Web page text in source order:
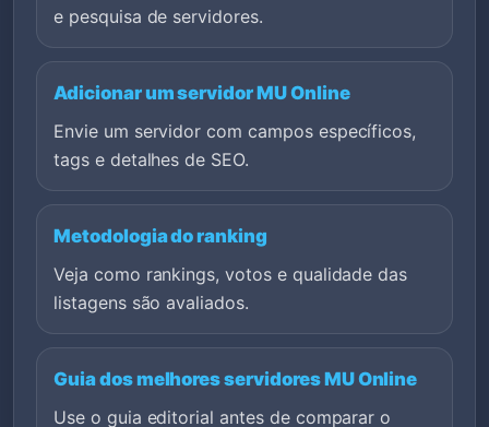
e pesquisa de servidores.
Adicionar um servidor MU Online
Envie um servidor com campos específicos,
tags e detalhes de SEO.
Metodologia do ranking
Veja como rankings, votos e qualidade das
listagens são avaliados.
Guia dos melhores servidores MU Online
Use o guia editorial antes de comparar o